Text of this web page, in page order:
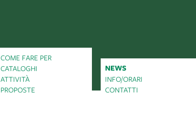
COME FARE PER
CATALOGHI
ATTIVITÀ
PROPOSTE
NEWS
INFO/ORARI
CONTATTI